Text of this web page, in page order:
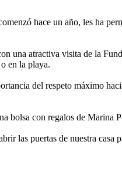
hace un año, les ha
una atractiva visita de la
en la playa.
del respeto máximo
bolsa con regalos de Marina
las puertas de nuestra casa